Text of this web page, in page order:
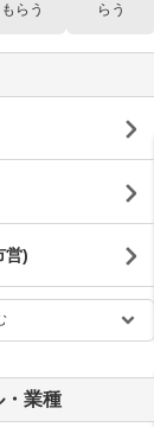
もらう
らう
営)
・業種